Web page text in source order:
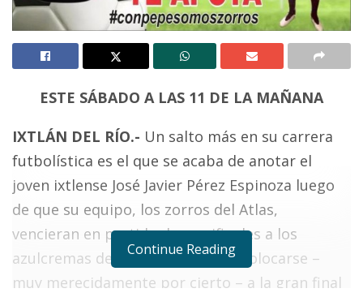
ESTE SÁBADO A LAS 11 DE LA MAÑANA
IXTLÁN DEL RÍO.- Un salto más en su carrera
futbolística es el que se acaba de anotar el
joven ixtlense José Javier Pérez Espinoza luego
de que su equipo, los zorros del Atlas,
vencieran en partido de semifinales a los
azulcremas del América para así colocarse –
muy merecidamente por cierto – a la gran final
Continue Reading